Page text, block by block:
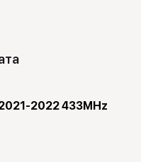
2022 433MHz